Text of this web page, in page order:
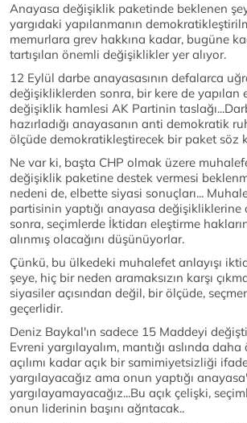
Anayasa değişiklik paketinde beklenen
yargıdaki yapılanmanın
memurlara grev hakkına kadar, bugüne
tartışılan önemli değişiklikler yer alıyor.
12 Eylül darbe anayasasının defalarca
değişikliklerden sonra, bir kere de yapılan
değişiklik hamlesi AK Partinin
hazırladığı anayasanın anti demokratik
ölçüde demokratikleştirecek bir paket söz
Ne var ki, başta CHP olmak üzere
değişiklik paketine destek vermesi
nedeni de, elbette siyasi sonuçları...
partisinin yaptığı anayasa değişikliklerine
sonra, seçimlerde İktidarı eleştirme
alınmış olacağını düşünüyorlar.
Çünkü, bu ülkedeki muhalefet anlayışı
şeye, hiç bir neden aramaksızın karşı
siyasiler açısından değil, bir ölçüde,
geçerlidir.
Deniz Baykal'ın sadece 15 Maddeyi
Evreni yargılayalım, mantığı aslında daha
açılımı kadar açık bir samimiyetsizliği
yargılayacağız ama onun yaptığı
yargılayamayacağız...Bu açık çelişki,
onun liderinin başını ağrıtacak..